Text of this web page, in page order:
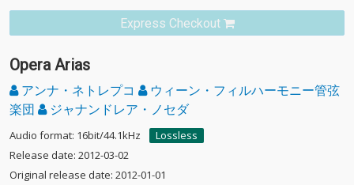
Express Checkout
Opera Arias
アンナ・ネトレプコ
ウィーン・フィルハーモニー管弦
楽団
ジャナンドレア・ノセダ
Audio format: 16bit/44.1kHz
Lossless
Release date: 2012-03-02
Original release date: 2012-01-01